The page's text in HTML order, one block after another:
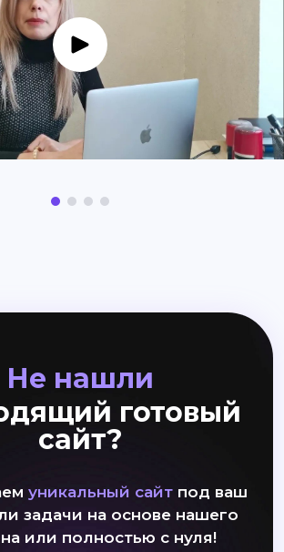
Не нашли
готовый
сайт?
уникальный сайт под ваш
задачи на основе нашего
или полностью с нуля!